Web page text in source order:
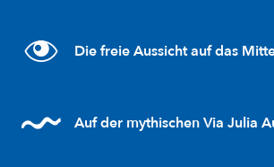
Die freie Aussicht auf das
Auf der mythischen Via Julia